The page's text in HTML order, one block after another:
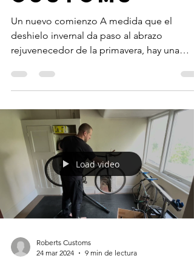
Un nuevo comienzo A medida que el
deshielo invernal da paso al abrazo
rejuvenecedor de la primavera, hay una
Load video
Roberts Customs
24 mar 2024
9 min de lectura